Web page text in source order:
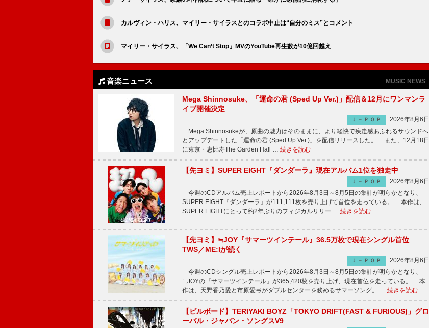
カルヴィン・ハリス、マイリー・サイラスとのコラボ中止は“自分のミス”とコメント
マイリー・サイラス、「We Can’t Stop」MVのYouTube再生数が10億回越え
音楽ニュース MUSIC NEWS
Mega Shinnosuke、「運命の君 (Sped Up Ver.)」配信＆12月にワンマンラ
イブ開催決定
Ｊ－ＰＯＰ
2026年8月6日
Mega Shinnosukeが、原曲の魅力はそのままに、より軽快で疾走感あふれるサウンドへ
とアップデートした「運命の君 (Sped Up Ver.)」を配信リリースした。 また、12月18日
に東京・恵比寿The Garden Hall … 続きを読む
【先ヨミ】SUPER EIGHT『ダンダーラ』現在アルバム1位を独走中
Ｊ－ＰＯＰ
2026年8月6日
今週のCDアルバム売上レポートから2026年8月3日～8月5日の集計が明らかとなり、
SUPER EIGHT『ダンダーラ』が111,111枚を売り上げて首位を走っている。 本作は、
SUPER EIGHTにとって約2年ぶりのフィジカルリリー … 続きを読む
【先ヨミ】≒JOY『サマーツインテール』36.5万枚で現在シングル首位
TWS／ME:Iが続く
Ｊ－ＰＯＰ
2026年8月6日
今週のCDシングル売上レポートから2026年8月3日～8月5日の集計が明らかとなり、
≒JOYの『サマーツインテール』が365,420枚を売り上げ、現在首位を走っている。 本
作は、天野香乃愛と市原愛弓がダブルセンターを務めるサマーソング。 … 続きを読む
【ビルボード】TERIYAKI BOYZ「TOKYO DRIFT(FAST & FURIOUS)」グロ
ーバル・ジャパン・ソングスV9